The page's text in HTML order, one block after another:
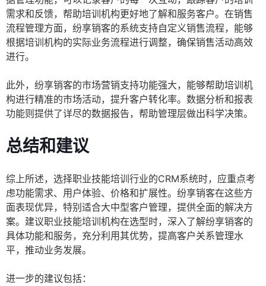
需求和反馈，帮助培训机构更好地了解和服务客户。在销售
流程管理方面，纷享销客的系统支持自定义销售流程，能够
根据培训机构的实际业务流程进行调整，确保销售活动高效
进行。
此外，纷享销客的市场营销支持功能强大，能够帮助培训机
构进行精准的市场活动，提升客户转化率。数据分析和报表
功能则提供了详尽的数据报告，帮助管理层做出科学决策。
总结和建议
综上所述，选择职业技能培训行业的CRM系统时，应重点考
虑功能需求、用户体验、价格和扩展性。纷享销客在这些方
面表现优异，特别适合大中型客户管理，提供全面的解决方
案。建议职业技能培训机构在选型时，深入了解纷享销客的
具体功能和服务，充分利用其优势，提高客户关系管理水
平，推动业务发展。
进一步的建议包括：